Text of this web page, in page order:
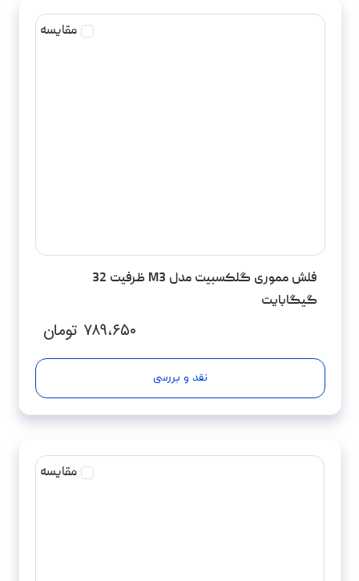
مقایسه
فلش مموری گلکسبیت مدل M3 ظرفیت 32
گیگابایت
۷۸۹،۶۵۰ تومان
نقد و بررسی
مقایسه